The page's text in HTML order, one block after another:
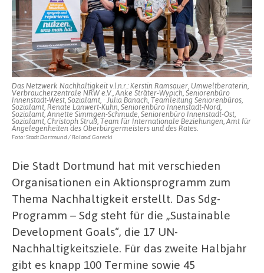
Das Netzwerk Nachhaltigkeit v.l.n.r.: Kerstin Ramsauer, Umweltberaterin,
Verbraucherzentrale NRW e.V., Anke Sträter-Wypich, Seniorenbüro
Innenstadt-West, Sozialamt, · Julia Banach, Teamleitung Seniorenbüros,
Sozialamt, Renate Lanwert-Kuhn, Seniorenbüro Innenstadt-Nord,
Sozialamt, Annette Simmgen-Schmude, Seniorenbüro Innenstadt-Ost,
Sozialamt, Christoph Struß, Team für Internationale Beziehungen, Amt für
Angelegenheiten des Oberbürgermeisters und des Rates.
Foto: Stadt Dortmund / Roland Gorecki
Die Stadt Dortmund hat mit verschieden
Organisationen ein Aktionsprogramm zum
Thema Nachhaltigkeit erstellt. Das Sdg-
Programm – Sdg steht für die „Sustainable
Development Goals“, die 17 UN-
Nachhaltigkeitsziele. Für das zweite Halbjahr
gibt es knapp 100 Termine sowie 45